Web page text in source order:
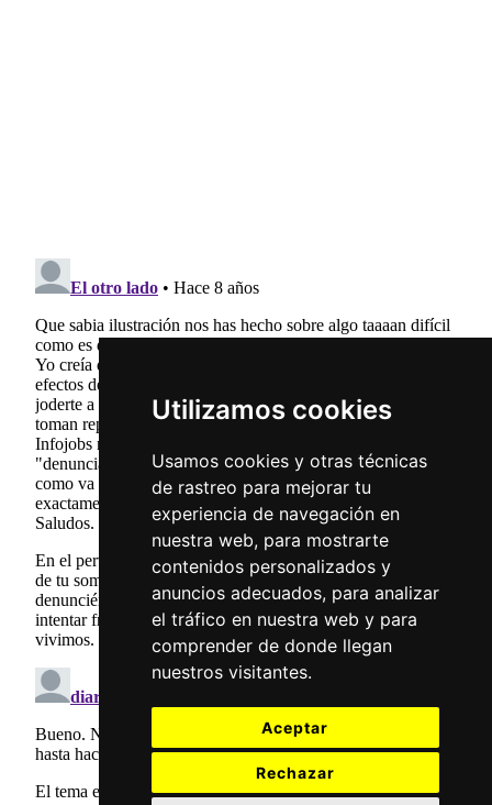
Utilizamos cookies
Usamos cookies y otras técnicas
de rastreo para mejorar tu
experiencia de navegación en
nuestra web, para mostrarte
contenidos personalizados y
anuncios adecuados, para analizar
el tráfico en nuestra web y para
comprender de donde llegan
nuestros visitantes.
Aceptar
Rechazar